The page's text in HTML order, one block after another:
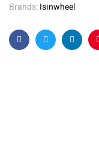
Brands:Isinwheel
FacebookTwitter